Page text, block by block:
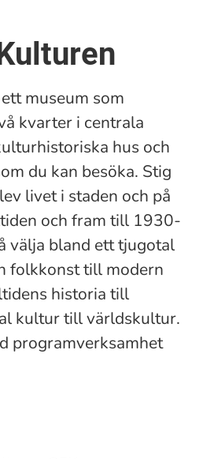
museum som
kvarter i centrala
hus och
du kan besöka. Stig
livet i staden och på
och fram till 1930-
välja bland ett tjugotal
folkkonst till modern
historia till
kultur till världskultur.
programverksamhet